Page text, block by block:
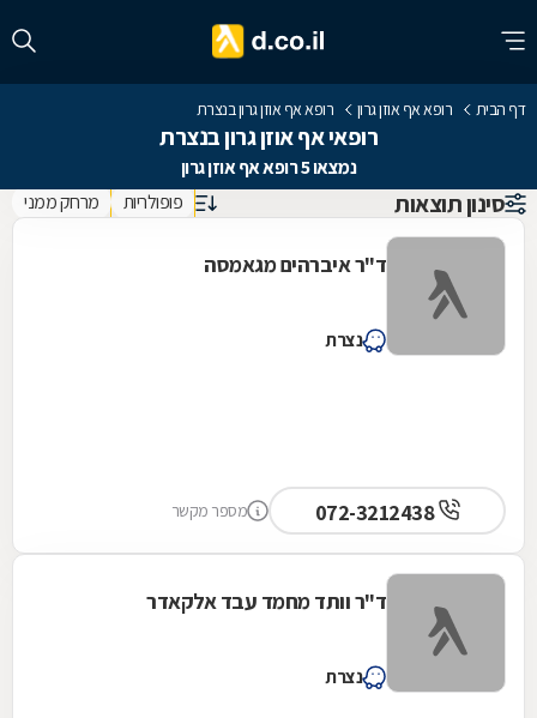
דף הבית רופא אף אוזן גרון רופא אף אוזן גרון בנצרת
רופאי אף אוזן גרון בנצרת
נמצאו 5 רופא אף אוזן גרון
סינון תוצאות פופולריות מרחק ממני
ד"ר איברהים מגאמסה
נצרת
072-3212438 מספר מקשר
ד"ר וותד מחמד עבד אלקאדר
נצרת